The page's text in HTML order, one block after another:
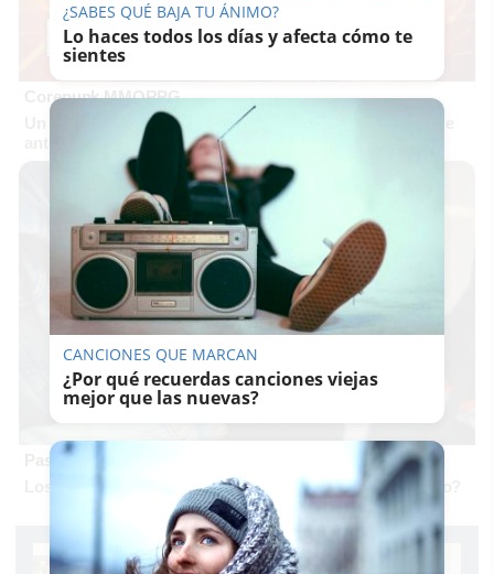
Corepunk MMORPG
Un verdadero MMORPG de la vieja escuela ¡Cómo los de
antes, pero mejor!
Pasaportes que abren puertas
Los pasaportes más poderosos del mundo, ¿está el tuyo?
¿SABES QUÉ BAJA TU ÁNIMO?
Lo haces todos los días y afecta cómo te
sientes
CANCIONES QUE MARCAN
¿Por qué recuerdas canciones viejas
mejor que las nuevas?